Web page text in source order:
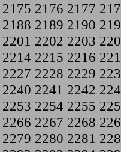
2175 2176 2177
2188 2189 2190
2201 2202 2203
2214 2215 2216
2227 2228 2229
2240 2241 2242
2253 2254 2255
2266 2267 2268
2279 2280 2281